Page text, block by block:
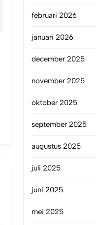
februari 2026
januari 2026
december 2025
november 2025
oktober 2025
september 2025
augustus 2025
juli 2025
juni 2025
mei 2025